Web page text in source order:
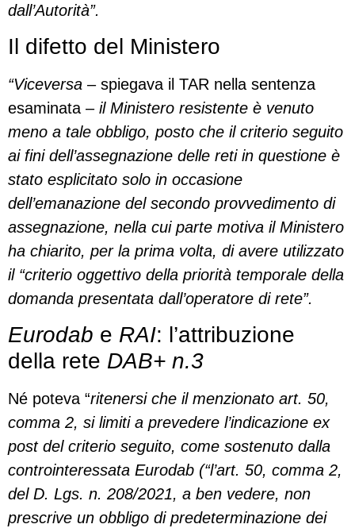
dall’Autorità”.
Il difetto del Ministero
“Viceversa – spiegava il TAR nella sentenza
esaminata –il Ministero resistente è venuto
meno a tale obbligo, posto che il criterio seguito
ai fini dell’assegnazione delle reti in questione è
stato esplicitato solo in occasione
dell’emanazione del secondo provvedimento di
assegnazione, nella cui parte motiva il Ministero
ha chiarito, per la prima volta, di avere utilizzato
il “criterio oggettivo della priorità temporale della
domanda presentata dall’operatore di rete”.
Eurodab e RAI: l’attribuzione
della rete DAB+ n.3
Né poteva “ritenersi che il menzionato art. 50,
comma 2, si limiti a prevedere l’indicazione ex
post del criterio seguito, come sostenuto dalla
controinteressata Eurodab (“l’art. 50, comma 2,
del D. Lgs. n. 208/2021, a ben vedere, non
prescrive un obbligo di predeterminazione dei